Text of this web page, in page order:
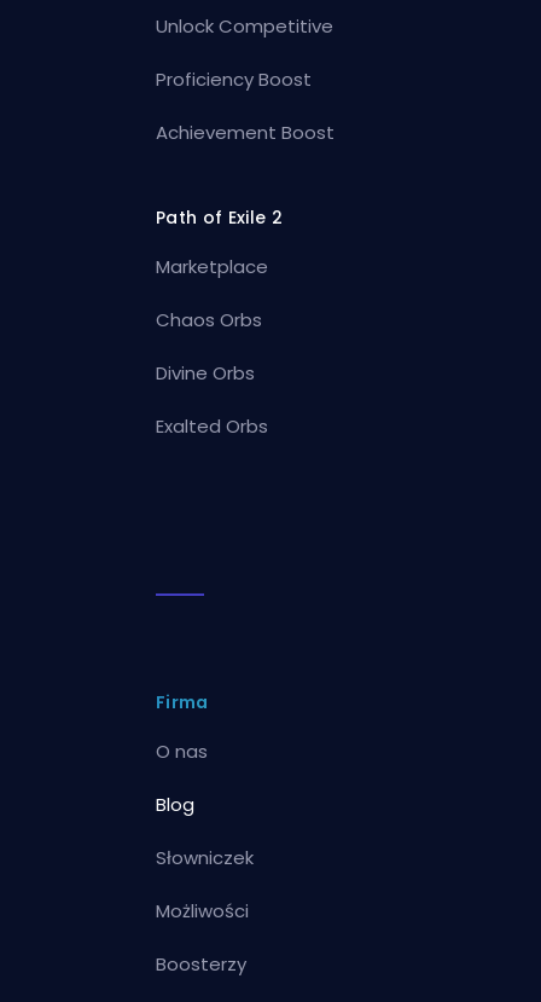
Unlock Competitive
Proficiency Boost
Achievement Boost
Path of Exile 2
Marketplace
Chaos Orbs
Divine Orbs
Exalted Orbs
Firma
O nas
Blog
Słowniczek
Możliwości
Boosterzy